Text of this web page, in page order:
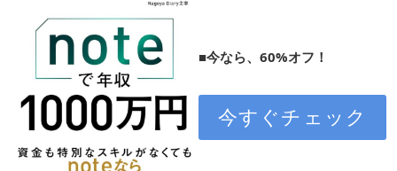
■今なら、60%オフ！
今すぐチェック